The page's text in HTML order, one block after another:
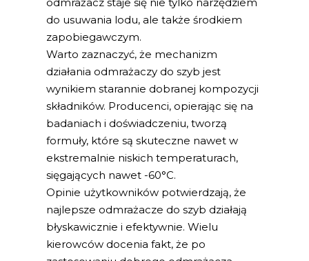
do usuwania lodu, ale także środkiem
zapobiegawczym.
Warto zaznaczyć, że mechanizm
działania odmrażaczy do szyb jest
wynikiem starannie dobranej kompozycji
składników. Producenci, opierając się na
badaniach i doświadczeniu, tworzą
formuły, które są skuteczne nawet w
ekstremalnie niskich temperaturach,
sięgających nawet -60°C.
Opinie użytkowników potwierdzają, że
najlepsze odmrażacze do szyb działają
błyskawicznie i efektywnie. Wielu
kierowców docenia fakt, że po